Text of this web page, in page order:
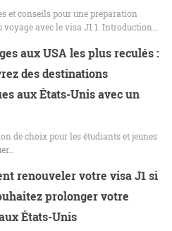
et conseils pour une préparation
voyage avec le visa J1 1. Introduction…
aux USA les plus reculés :
des destinations
aux États-Unis avec un
de choix pour les étudiants et jeunes
renouveler votre visa J1 si
prolonger votre
États-Unis